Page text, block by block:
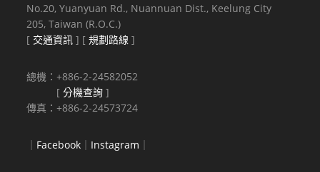
No.20, Yuanyuan Rd., Nuannuan Dist., Keelung City
205, Taiwan (R.O.C.)
[ 交通資訊 ] [規劃路線 ]
總機：+886-2-24582052
[分機查詢 ]
傳真：+886-2-24573724
｜ Facebook ｜ Instagram ｜